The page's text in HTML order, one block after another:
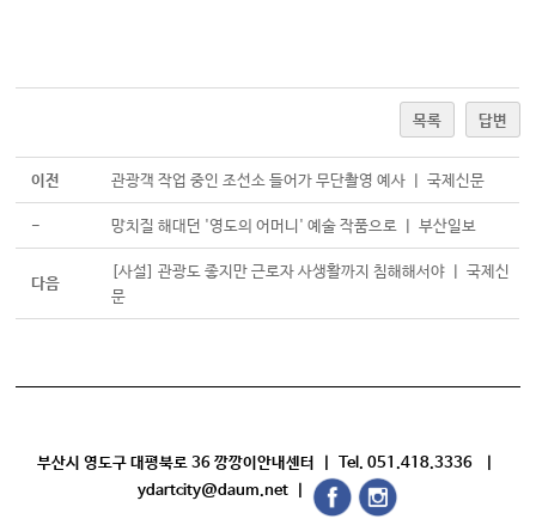
목록 답변
이전 관광객 작업 중인 조선소 들어가 무단촬영 예사 ㅣ 국제신문
- 망치질 해대던 '영도의 어머니' 예술 작품으로 ㅣ 부산일보
다음
[사설] 관광도 좋지만 근로자 사생활까지 침해해서야 ㅣ 국제신
문
부산시 영도구 대평북로 36 깡깡이안내센터 | Tel. 051.418.3336 |
ydartcity@daum.net |